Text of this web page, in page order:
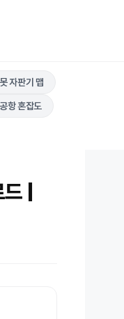
자판기 맵
공항 혼잡도
|